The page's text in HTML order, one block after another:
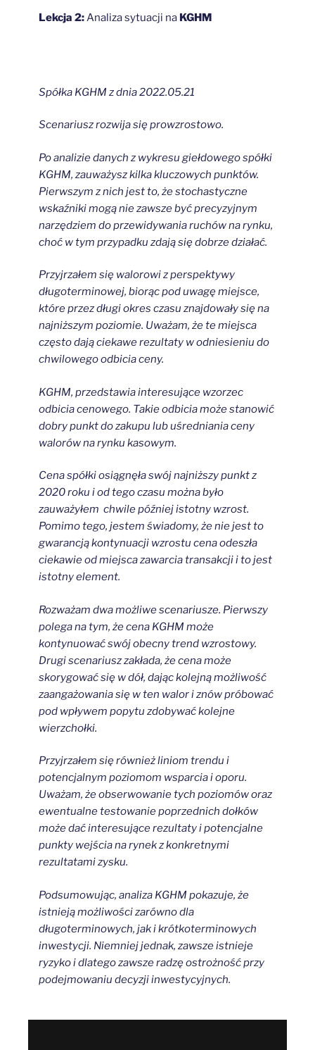
Lekcja 2:Analiza sytuacji na KGHM
Spółka KGHM z dnia 2022.05.21
Scenariusz rozwija się prowzrostowo.
Po analizie danych z wykresu giełdowego spółki
KGHM, zauważysz kilka kluczowych punktów.
Pierwszym z nich jest to, że stochastyczne
wskaźniki mogą nie zawsze być precyzyjnym
narzędziem do przewidywania ruchów na rynku,
choć w tym przypadku zdają się dobrze działać.
Przyjrzałem się walorowi z perspektywy
długoterminowej, biorąc pod uwagę miejsce,
które przez długi okres czasu znajdowały się na
najniższym poziomie. Uważam, że te miejsca
często dają ciekawe rezultaty w odniesieniu do
chwilowego odbicia ceny.
KGHM, przedstawia interesujące wzorzec
odbicia cenowego. Takie odbicia może stanowić
dobry punkt do zakupu lub uśredniania ceny
walorów na rynku kasowym.
Cena spółki osiągnęła swój najniższy punkt z
2020 roku i od tego czasu można było
zauważyłem chwile później istotny wzrost.
Pomimo tego, jestem świadomy, że nie jest to
gwarancją kontynuacji wzrostu cena odeszła
ciekawie od miejsca zawarcia transakcji i to jest
istotny element.
Rozważam dwa możliwe scenariusze. Pierwszy
polega na tym, że cena KGHM może
kontynuować swój obecny trend wzrostowy.
Drugi scenariusz zakłada, że cena może
skorygować się w dół, dając kolejną możliwość
zaangażowania się w ten walor i znów próbować
pod wpływem popytu zdobywać kolejne
wierzchołki.
Przyjrzałem się również liniom trendu i
potencjalnym poziomom wsparcia i oporu.
Uważam, że obserwowanie tych poziomów oraz
ewentualne testowanie poprzednich dołków
może dać interesujące rezultaty i potencjalne
punkty wejścia na rynek z konkretnymi
rezultatami zysku.
Podsumowując, analiza KGHM pokazuje, że
istnieją możliwości zarówno dla
długoterminowych, jak i krótkoterminowych
inwestycji. Niemniej jednak, zawsze istnieje
ryzyko i dlatego zawsze radzę ostrożność przy
podejmowaniu decyzji inwestycyjnych.